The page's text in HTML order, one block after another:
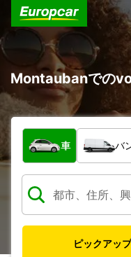
Montaubanでの
車両の種類
車 バ
ピックアッ